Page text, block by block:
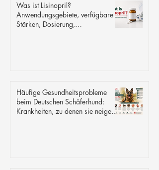
Was ist Lisinopril?
Anwendungsgebiete, verfügbare
Stärken, Dosierung,
Häufige Gesundheitsprobleme
beim Deutschen Schäferhund:
Krankheiten, zu denen sie neigen